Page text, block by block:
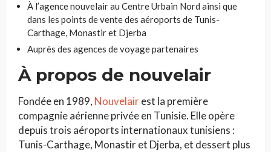
À l’agence nouvelair au Centre Urbain Nord ainsi que
dans les points de vente des aéroports de Tunis-
Carthage, Monastir et Djerba
Auprès des agences de voyage partenaires
À propos de nouvelair
Fondée en 1989, Nouvelairest la première
compagnie aérienne privée en Tunisie. Elle opère
depuis trois aéroports internationaux tunisiens :
Tunis-Carthage, Monastir et Djerba, et dessert plus